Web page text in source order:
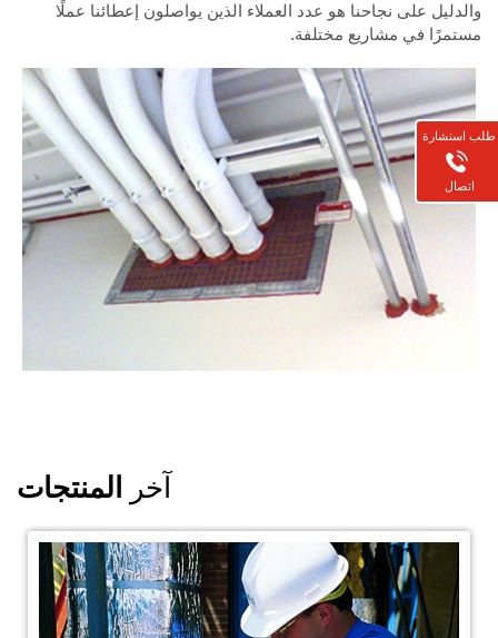
والدليل على نجاحنا هو عدد العملاء الذين يواصلون إعطائنا عملًا
مستمرًا في مشاريع مختلفة.
آخر المنتجات
طلب استشارة
اتصال